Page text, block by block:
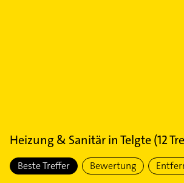
Heizung & SanitärinTelgte(12
Beste Treffer Bewertung